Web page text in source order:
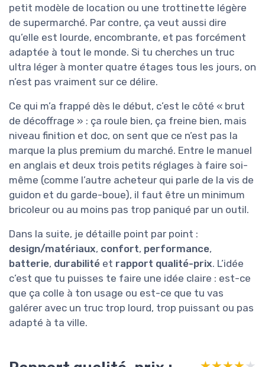
petit modèle de location ou une trottinette légère
de supermarché. Par contre, ça veut aussi dire
qu’elle est lourde, encombrante, et pas forcément
adaptée à tout le monde. Si tu cherches un truc
ultra léger à monter quatre étages tous les jours, on
n’est pas vraiment sur ce délire.
Ce qui m’a frappé dès le début, c’est le côté « brut
de décoffrage » : ça roule bien, ça freine bien, mais
niveau finition et doc, on sent que ce n’est pas la
marque la plus premium du marché. Entre le manuel
en anglais et deux trois petits réglages à faire soi-
même (comme l’autre acheteur qui parle de la vis de
guidon et du garde-boue), il faut être un minimum
bricoleur ou au moins pas trop paniqué par un outil.
Dans la suite, je détaille point par point :
design/matériaux, confort, performance,
batterie, durabilité et rapport qualité-prix. L’idée
c’est que tu puisses te faire une idée claire : est-ce
que ça colle à ton usage ou est-ce que tu vas
galérer avec un truc trop lourd, trop puissant ou pas
adapté à ta ville.